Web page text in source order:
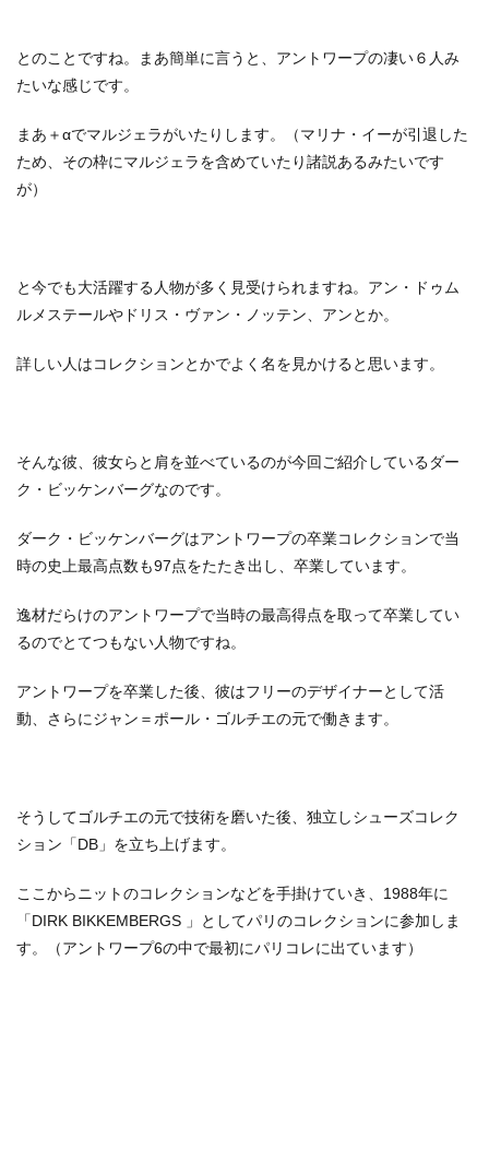
とのことですね。まあ簡単に言うと、アントワープの凄い６人み
たいな感じです。
まあ＋αでマルジェラがいたりします。（マリナ・イーが引退した
ため、その枠にマルジェラを含めていたり諸説あるみたいです
が）
と今でも大活躍する人物が多く見受けられますね。アン・ドゥム
ルメステールやドリス・ヴァン・ノッテン、アンとか。
詳しい人はコレクションとかでよく名を見かけると思います。
そんな彼、彼女らと肩を並べているのが今回ご紹介しているダー
ク・ビッケンバーグなのです。
ダーク・ビッケンバーグはアントワープの卒業コレクションで当
時の史上最高点数も97点をたたき出し、卒業しています。
逸材だらけのアントワープで当時の最高得点を取って卒業してい
るのでとてつもない人物ですね。
アントワープを卒業した後、彼はフリーのデザイナーとして活
動、さらにジャン＝ポール・ゴルチエの元で働きます。
そうしてゴルチエの元で技術を磨いた後、独立しシューズコレク
ション「DB」を立ち上げます。
ここからニットのコレクションなどを手掛けていき、1988年に
「DIRK BIKKEMBERGS 」としてパリのコレクションに参加しま
す。（アントワープ6の中で最初にパリコレに出ています）